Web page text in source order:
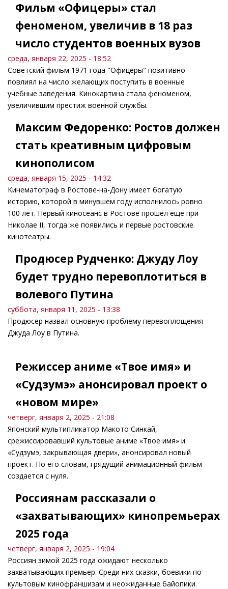
Фильм «Офицеры» стал
феноменом, увеличив в 18 раз
число студентов военных вузов
среда, января 22, 2025 - 18:52
Советский фильм 1971 года "Офицеры" позитивно
повлиял на число желающих поступить в военные
учебные заведения. Кинокартина стала феноменом,
увеличившим престиж военной службы.
Максим Федоренко: Ростов должен
стать креативным цифровым
кинополисом
среда, января 15, 2025 - 14:32
Кинематограф в Ростове-на-Дону имеет богатую
историю, которой в минувшем году исполнилось ровно
100 лет. Первый киносеанс в Ростове прошел еще при
Николае II, тогда же появились и первые ростовские
кинотеатры.
Продюсер Рудченко: Джуду Лоу
будет трудно перевоплотиться в
волевого Путина
суббота, января 11, 2025 - 13:38
Продюсер назвал основную проблему перевоплощения
Джуда Лоу в Путина.
Режиссер аниме «Твое имя» и
«Судзумэ» анонсировал проект о
«новом мире»
четверг, января 2, 2025 - 21:08
Японский мультипликатор Макото Синкай,
срежиссировавший культовые аниме «Твое имя» и
«Судзумэ, закрывающая двери», анонсировал новый
проект. По его словам, грядущий анимационный фильм
создается с нуля.
Россиянам рассказали о
«захватывающих» кинопремьерах
2025 года
четверг, января 2, 2025 - 19:04
Россиян зимой 2025 года ожидают несколько
захватывающих премьер. Среди них сказки, боевики по
культовым кинофраншизам и неожиданные байопики.